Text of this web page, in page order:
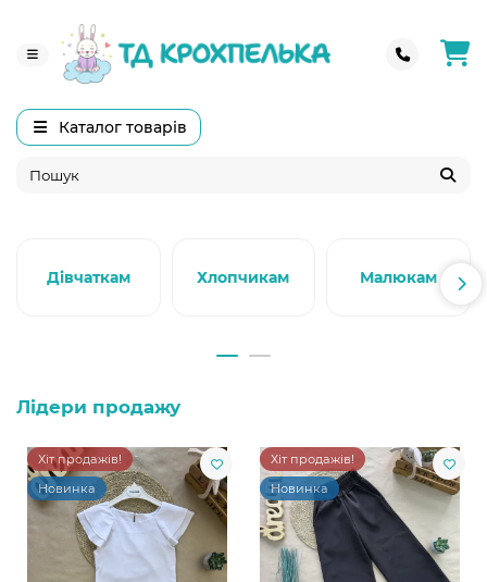
Каталог товарів
Дівчаткам Хлопчикам Малюкам
Лідери продажу
Хіт продажів!
Новинка
Хіт продажів!
Новинка